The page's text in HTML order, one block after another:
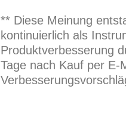
** Diese Meinung
kontinuierlich als
Produktverbesserung
Tage nach Kauf per E-